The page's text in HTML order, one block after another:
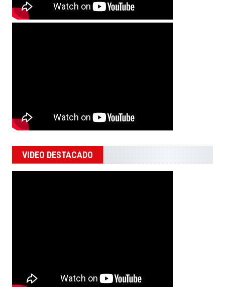
VIDEO DESTACADO